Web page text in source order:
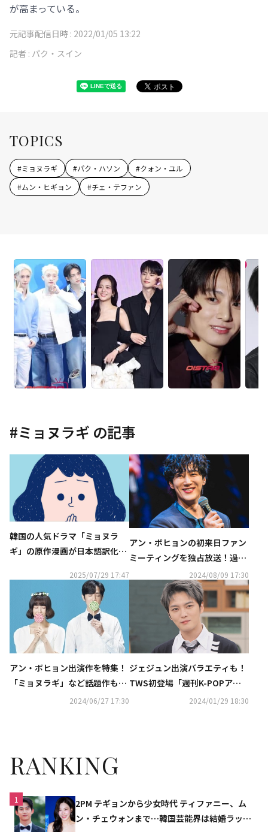
が高まっている。
元記事配信日時 : 2022/01/05 13:22
記者 : パク・スイン
TOPICS
#ミョヌラギ #パク・ハソン #クォン・ユル
#ムン・ヒギョン #チェ・テファン
#ミョヌラギ の記事
韓国の人気ドラマ「ミョヌラ
ギ」の原作漫画が日本語訳化！
売
2025/07/29 17:47
アン・ボヒョンの初来日ファン
ミーティングを独占放送！過去
の出演作も続々…8月にCSホー
ムドラマチャンネルで大特集
2024/08/09 17:30
アン・ボヒョン出演作を特集！
「ミョヌラギ」など話題作も
続々…CSホームドラマチャンネ
2024/06/27 17:30
ジェジュン出演バラエティも！
TWS初登場「週刊K-POPアイ
ドル」やソ・イングク＆パク・
2024/01/29 18:30
RANKING
1
2PM テギョンから少女時代 ティファニー、ム
ン・チェウォンまで…韓国芸能界は結婚ラッシ